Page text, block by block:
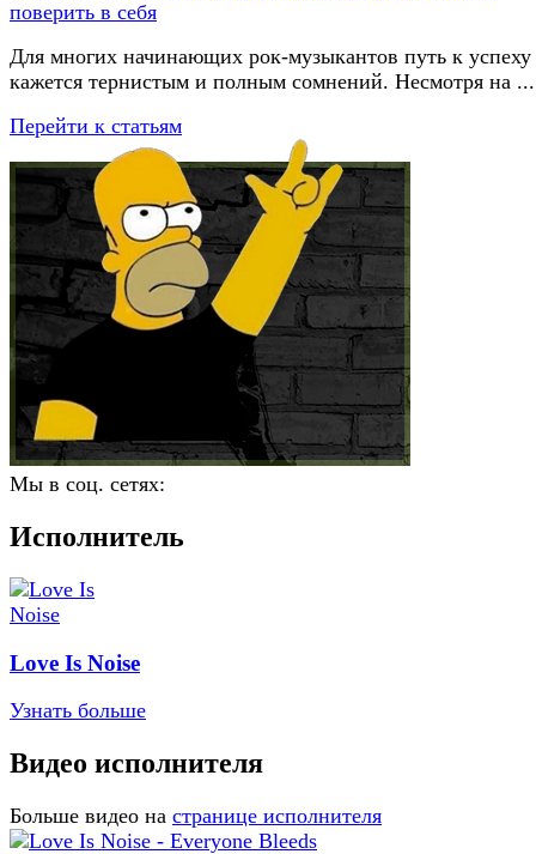
Для многих начинающих рок-музыкантов путь к успеху
кажется тернистым и полным сомнений. Несмотря на ...
Перейти к статьям
Мы в соц. сетях:
Исполнитель
Love Is Noise
Узнать больше
Видео исполнителя
Больше видео на странице исполнителя